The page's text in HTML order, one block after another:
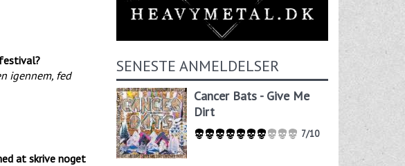
igennem, fed
at skrive noget
SENESTE ANMELDELSER
Cancer Bats - Give Me
Dirt
7/10